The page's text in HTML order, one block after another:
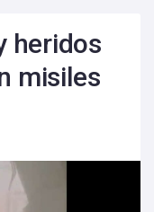
heridos
misiles